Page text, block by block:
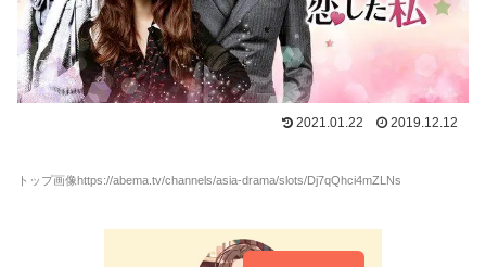
2021.01.22 2019.12.12
トップ画像https://abema.tv/channels/asia-drama/slots/Dj7qQhci4mZLNs